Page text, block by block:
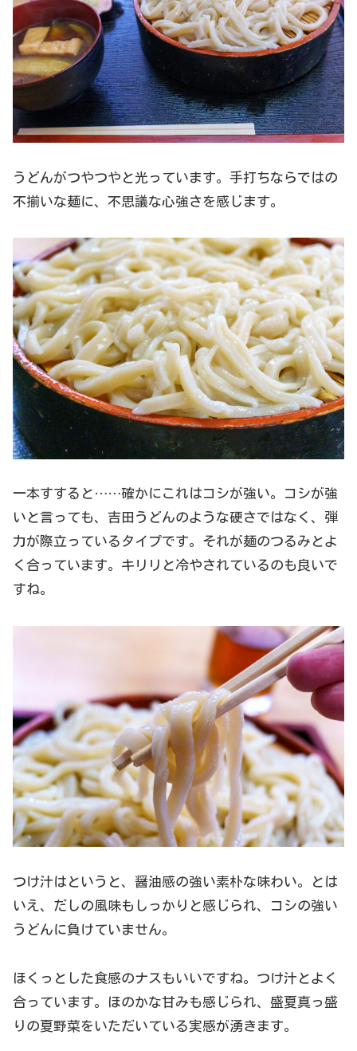
うどんがつやつやと光っています。手打ちならではの
不揃いな麺に、不思議な心強さを感じます。
一本すすると……確かにこれはコシが強い。コシが強
いと言っても、吉田うどんのような硬さではなく、弾
力が際立っているタイプです。それが麺のつるみとよ
く合っています。キリリと冷やされているのも良いで
すね。
つけ汁はというと、醤油感の強い素朴な味わい。とは
いえ、だしの風味もしっかりと感じられ、コシの強い
うどんに負けていません。
ほくっとした食感のナスもいいですね。つけ汁とよく
合っています。ほのかな甘みも感じられ、盛夏真っ盛
りの夏野菜をいただいている実感が湧きます。